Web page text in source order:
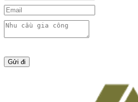
Gửi đi